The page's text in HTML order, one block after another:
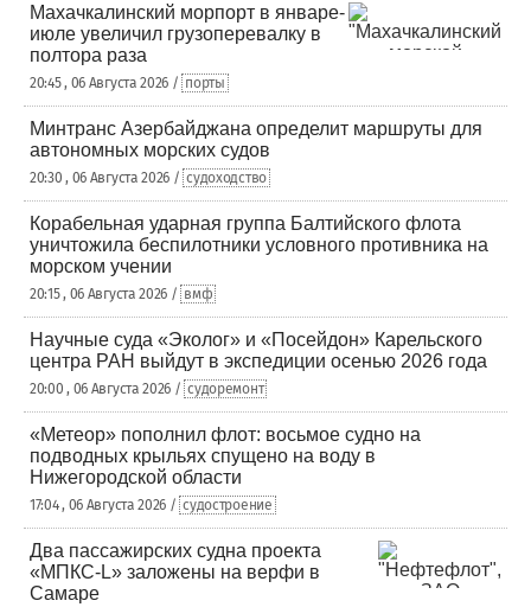
Махачкалинский морпорт в январе-
июле увеличил грузоперевалку в
полтора раза
20:45 , 06 Августа 2026 / порты
Минтранс Азербайджана определит маршруты для
автономных морских судов
20:30 , 06 Августа 2026 / судоходство
Корабельная ударная группа Балтийского флота
уничтожила беспилотники условного противника на
морском учении
20:15 , 06 Августа 2026 / вмф
Научные суда «Эколог» и «Посейдон» Карельского
центра РАН выйдут в экспедиции осенью 2026 года
20:00 , 06 Августа 2026 / судоремонт
«Метеор» пополнил флот: восьмое судно на
подводных крыльях спущено на воду в
Нижегородской области
17:04 , 06 Августа 2026 / судостроение
Два пассажирских судна проекта
«МПКС-L» заложены на верфи в
Самаре